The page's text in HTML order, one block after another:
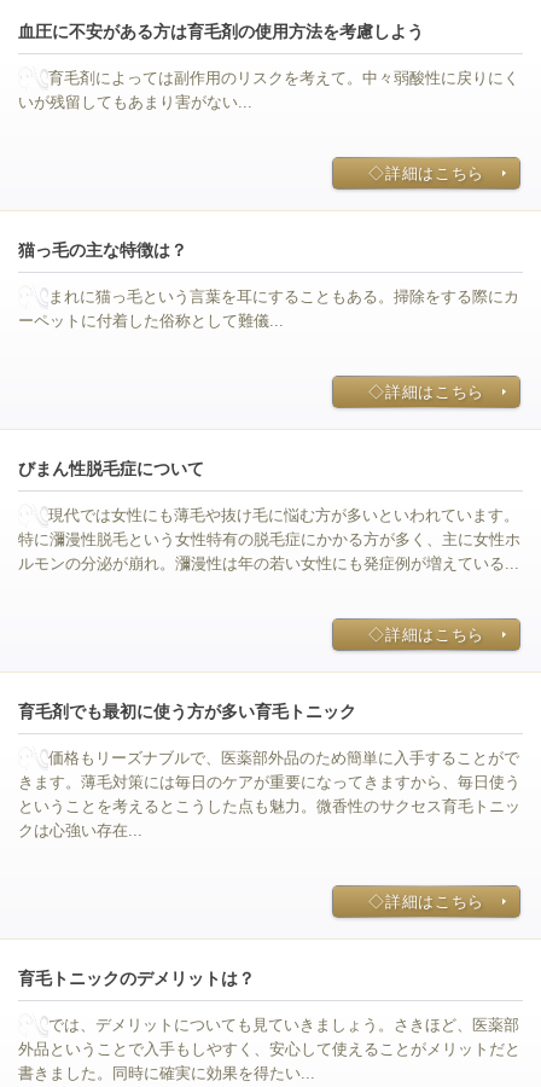
血圧に不安がある方は育毛剤の使用方法を考慮しよう
育毛剤によっては副作用のリスクを考えて。中々弱酸性に戻りにく
いが残留してもあまり害がない...
◇詳細はこちら
猫っ毛の主な特徴は？
まれに猫っ毛という言葉を耳にすることもある。掃除をする際にカ
ーペットに付着した俗称として難儀...
◇詳細はこちら
びまん性脱毛症について
現代では女性にも薄毛や抜け毛に悩む方が多いといわれています。
特に瀰漫性脱毛という女性特有の脱毛症にかかる方が多く、主に女性ホ
ルモンの分泌が崩れ。瀰漫性は年の若い女性にも発症例が増えている...
◇詳細はこちら
育毛剤でも最初に使う方が多い育毛トニック
価格もリーズナブルで、医薬部外品のため簡単に入手することがで
きます。薄毛対策には毎日のケアが重要になってきますから、毎日使う
ということを考えるとこうした点も魅力。微香性のサクセス育毛トニッ
クは心強い存在...
◇詳細はこちら
育毛トニックのデメリットは？
では、デメリットについても見ていきましょう。さきほど、医薬部
外品ということで入手もしやすく、安心して使えることがメリットだと
書きました。同時に確実に効果を得たい...